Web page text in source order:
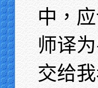
中，
师译
交给